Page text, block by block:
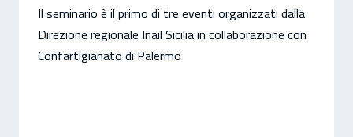
Il seminario è il primo di tre eventi organizzati dalla
Direzione regionale Inail Sicilia in collaborazione con
Confartigianato di Palermo